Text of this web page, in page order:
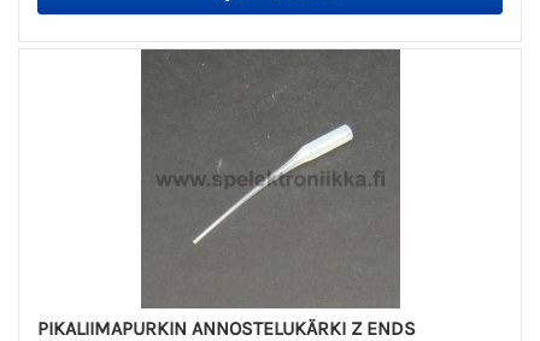
PIKALIIMAPURKIN ANNOSTELUKÄRKI Z ENDS